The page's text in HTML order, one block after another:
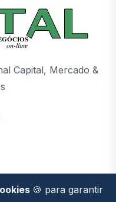
Capital, Mercado &
os direitos
🍪 para garantir